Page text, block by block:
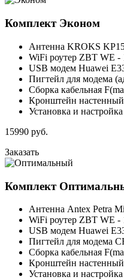
Комплект Эконом
Антенна KROKS
WiFi роутер ZBT WE -
USB модем Huawei
Пигтейл для модема
Сборка кабельная
Кронштейн
Установка и
15990 руб.
Заказать
Комплект
Антенна Antex Petra
WiFi роутер ZBT WE -
USB модем Huawei
Пигтейл для модема
Сборка кабельная
Кронштейн
Установка и